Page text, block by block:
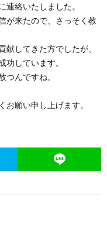
絡いたしました。
が来たので、さっそく教
してきた方でしたが、
しています。
んですね。
願い申し上げます。